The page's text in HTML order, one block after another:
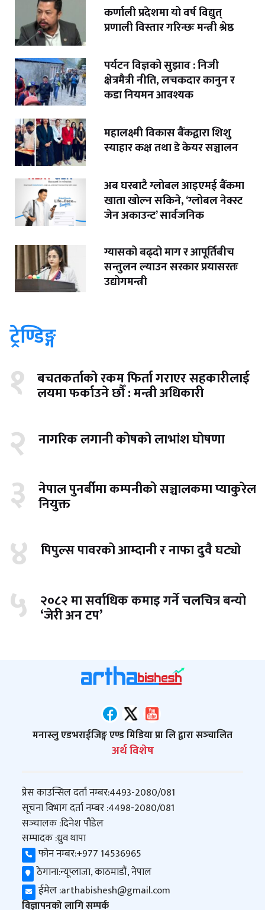
कर्णाली प्रदेशमा यो वर्ष विद्युत्
प्रणाली विस्तार गरिन्छः मन्त्री श्रेष्ठ
पर्यटन विज्ञको सुझाव : निजी
क्षेत्रमैत्री नीति, लचकदार कानुन र
कडा नियमन आवश्यक
महालक्ष्मी विकास बैंकद्वारा शिशु
स्याहार कक्ष तथा डे केयर सञ्चालन
अब घरबाटै ग्लोबल आइएमई बैंकमा
खाता खोल्न सकिने, ‘ग्लोबल नेक्स्ट
जेन अकाउन्ट’ सार्वजनिक
ग्यासको बढ्दो माग र आपूर्तिबीच
सन्तुलन ल्याउन सरकार प्रयासरतः
उद्योगमन्त्री
ट्रेण्डिङ्ग
१ बचतकर्ताको रकम फिर्ता गराएर सहकारीलाई
लयमा फर्काउने छौँ : मन्त्री अधिकारी
२ नागरिक लगानी कोषको लाभांश घोषणा
३ नेपाल पुनर्बीमा कम्पनीको सञ्चालकमा प्याकुरेल
नियुक्त
४ पिपुल्स पावरको आम्दानी र नाफा दुवै घट्यो
५ २०८२ मा सर्वाधिक कमाइ गर्ने चलचित्र बन्यो
‘जेरी अन टप’
मनास्लु एडभराईजिङ्ग एण्ड मिडिया प्रा लि द्वारा सञ्‍चालित
अर्थ विशेष
प्रेस काउन्सिल दर्ता नम्बर:4493-2080/081
सूचना विभाग दर्ता नम्बर :4498-2080/081
सञ्‍चालक :दिनेश पौडेल
सम्पादक :ध्रुव थापा
फोन नम्बर:+977 14536965
ठेगाना:न्यूप्लाजा, काठमाडौं, नेपाल
ईमेल :arthabishesh@gmail.com
विज्ञापनको लागि सम्पर्क